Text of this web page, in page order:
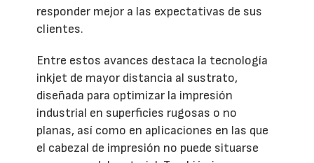
responder mejor a las expectativas de sus
clientes.
Entre estos avances destaca la tecnología
inkjet de mayor distancia al sustrato,
diseñada para optimizar la impresión
industrial en superficies rugosas o no
planas, así como en aplicaciones en las que
el cabezal de impresión no puede situarse